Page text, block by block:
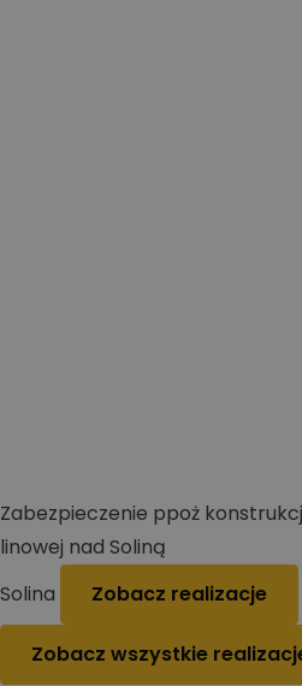
Zabezpieczenie ppoż
linowej nad Soliną
Solina
Zobacz realizacje
Zobacz wszystkie